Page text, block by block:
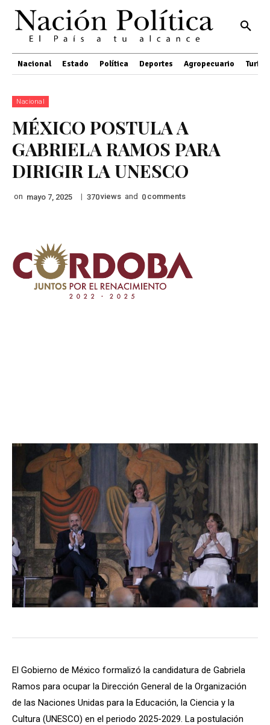
Nacional Estado Política Deportes Agropecuario
Nacional
MÉXICO POSTULA A
GABRIELA RAMOS PARA
DIRIGIR LA UNESCO
on mayo 7, 2025 | 370views and 0 comments
El Gobierno de México formalizó la candidatura de Gabriela
Ramos para ocupar la Dirección General de la Organización
de las Naciones Unidas para la Educación, la Ciencia y la
Cultura (UNESCO) en el periodo 2025-2029. La postulación